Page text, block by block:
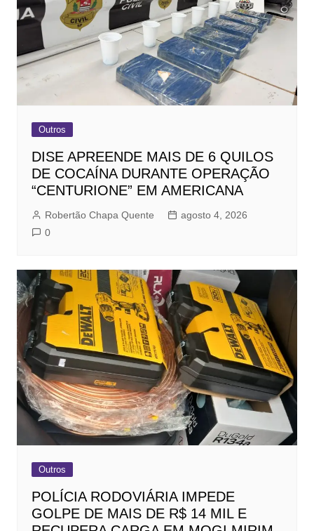
Outros
DISE APREENDE MAIS DE 6 QUILOS
DE COCAÍNA DURANTE OPERAÇÃO
“CENTURIONE” EM AMERICANA
Robertão Chapa Quente
agosto 4, 2026
0
Outros
POLÍCIA RODOVIÁRIA IMPEDE
GOLPE DE MAIS DE R$ 14 MIL E